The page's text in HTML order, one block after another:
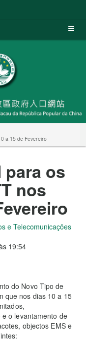
a 15 de Fevereiro
os
nos
e Telecomunicações
19:54
do Novo Tipo de
que nos dias 10 a 15
o levantamento de
objectos EMS e